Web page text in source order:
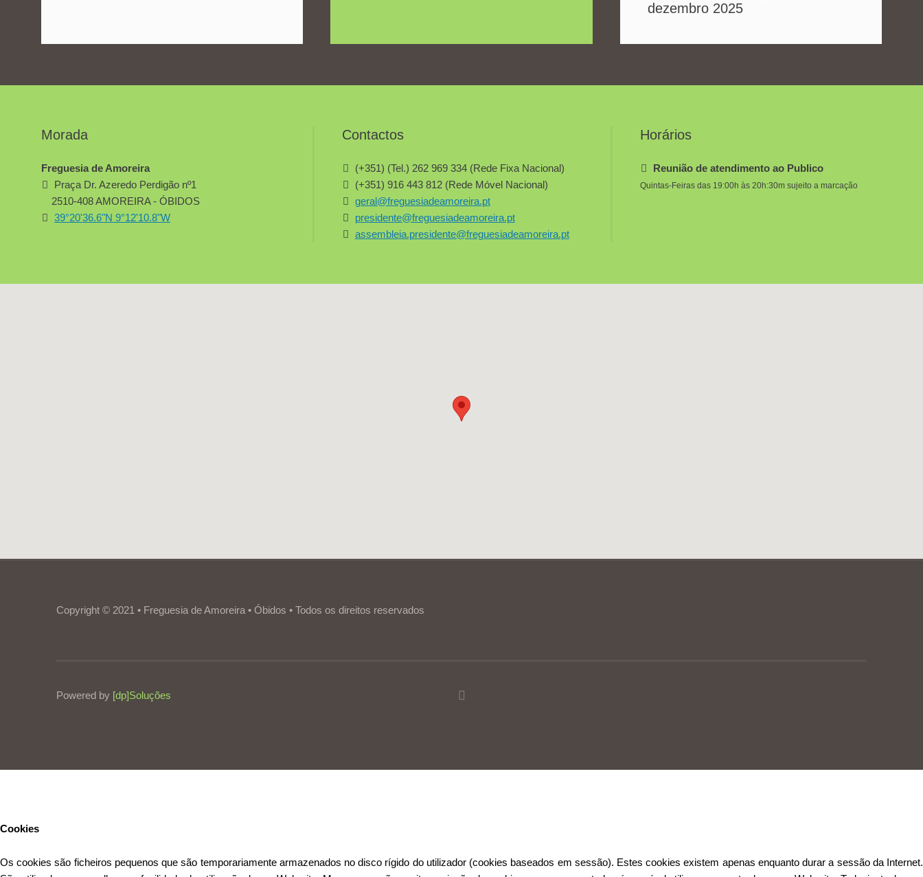
dezembro 2025
Morada
Freguesia de Amoreira
Praça Dr. Azeredo Perdigão nº1
2510-408 AMOREIRA - ÓBIDOS
39°20'36.6"N 9°12'10.8"W
Contactos
(+351) (Tel.) 262 969 334 (Rede Fixa Nacional)
(+351) 916 443 812 (Rede Móvel Nacional)
geral@freguesiadeamoreira.pt
presidente@freguesiadeamoreira.pt
assembleia.presidente@freguesiadeamoreira.pt
Horários
Reunião de atendimento ao Publico
Quintas-Feiras das 19:00h às 20h:30m sujeito a marcação
Copyright © 2021 • Freguesia de Amoreira • Óbidos • Todos os direitos reservados
Powered by [dp]Soluções
Cookies
Os cookies são ficheiros pequenos que são temporariamente armazenados no disco rígido do utilizador (cookies baseados em sessão). Estes cookies existem apenas enquanto durar a sessão da Internet.